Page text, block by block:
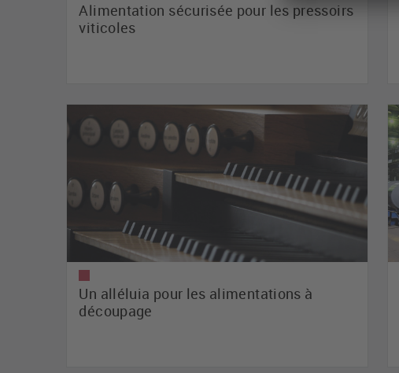
Alimentation sécurisée pour les pressoirs
viticoles
Un alléluia pour les alimentations à
découpage